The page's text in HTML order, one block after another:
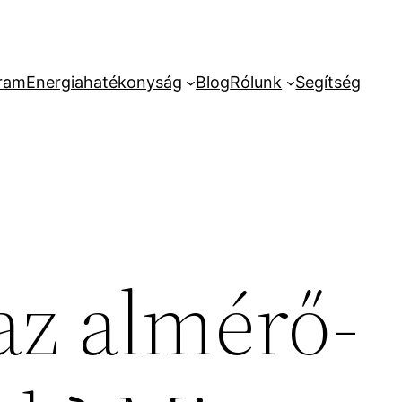
Energiahatékonyság BlogRólunk Segítség
almérő-